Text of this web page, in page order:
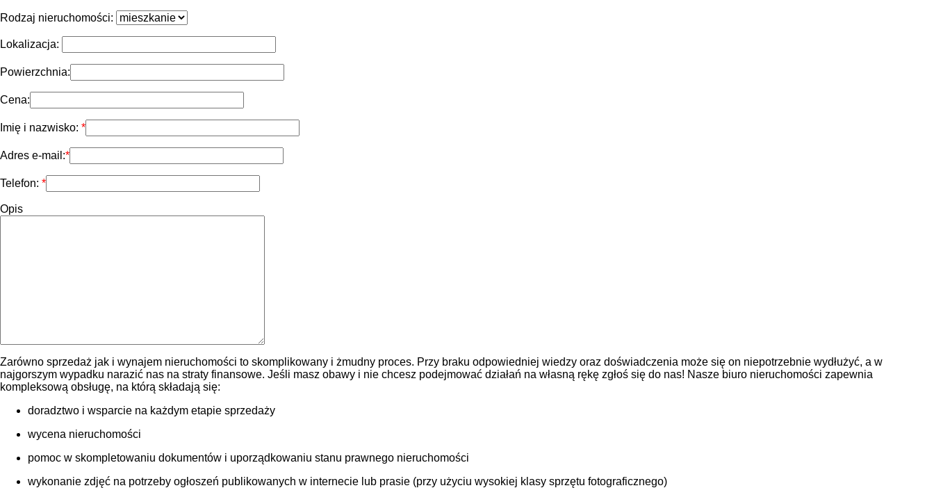
Rodzaj nieruchomości:
Lokalizacja:
Powierzchnia:
Cena:
Imię i nazwisko:
Adres e-mail:
Telefon:
Opis
Zarówno sprzedaż jak i wynajem nieruchomości to skomplikowany i żmudny proces. Przy braku odpowiedniej wiedzy oraz doświadczenia może się on niepotrzebnie wydłużyć, a w
najgorszym wypadku narazić nas na straty finansowe. Jeśli masz obawy i nie chcesz podejmować działań na własną rękę zgłoś się do nas! Nasze biuro nieruchomości zapewnia
kompleksową obsługę, na którą składają się:
doradztwo i wsparcie na każdym etapie sprzedaży
wycena nieruchomości
pomoc w skompletowaniu dokumentów i uporządkowaniu stanu prawnego nieruchomości
wykonanie zdjęć na potrzeby ogłoszeń publikowanych w internecie lub prasie (przy użyciu wysokiej klasy sprzętu fotograficznego)